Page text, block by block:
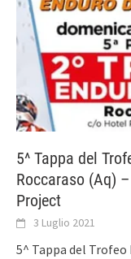
5^ Tappa del
Roccaraso (Aq)
Project
3 Luglio 2021
5^ Tappa del Trofeo